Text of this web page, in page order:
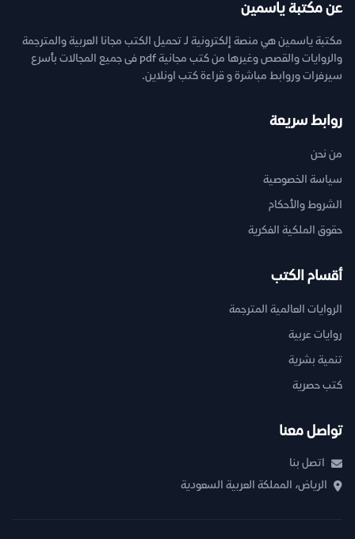
عن مكتبة ياسمين
مكتبة ياسمين هي منصة إلكترونية لـ تحميل الكتب مجانا العربية والمترجمة
والروايات والقصص وغيرها من كتب مجانية pdf فى جميع المجالات بأسرع
سيرفرات وروابط مباشرة و قراءة كتب اونلاين.
روابط سريعة
من نحن
سياسة الخصوصية
الشروط والأحكام
حقوق الملكية الفكرية
أقسام الكتب
الروايات العالمية المترجمة
روايات عربية
تنمية بشرية
كتب حصرية
تواصل معنا
اتصل بنا
الرياض، المملكة العربية السعودية